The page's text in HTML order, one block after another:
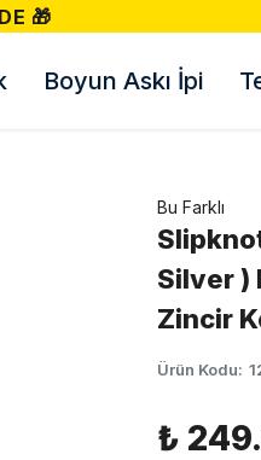
🎁
Boyun Askı İpi
Bu Farklı
Silver )
Zincir
Ürün Kodu:
₺